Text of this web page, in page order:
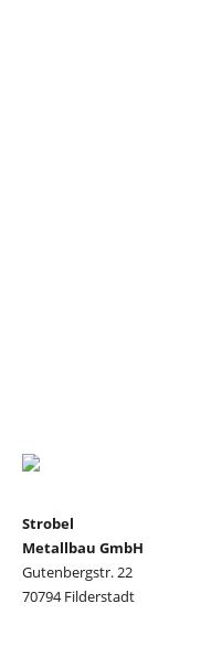
Strobel
Metallbau GmbH
Gutenbergstr. 22
70794 Filderstadt